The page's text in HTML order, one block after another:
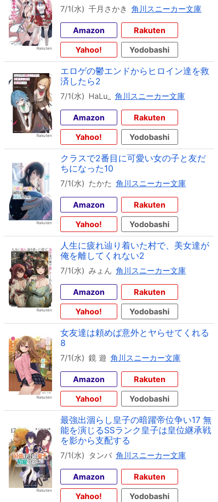
7/1(水) 千月さかき 角川スニーカー文庫
Amazon
Rakuten
Yahoo!
Yodobashi
エロゲの鬱エンドからヒロイン達を救
済したら2
7/1(水) HaLu_ 角川スニーカー文庫
Amazon
Rakuten
Yahoo!
Yodobashi
クラスで2番目に可愛い女の子と友だ
ちになった10
7/1(水) たかた 角川スニーカー文庫
Amazon
Rakuten
Yahoo!
Yodobashi
人生に疲れ辿り着いた村で、美女達が
俺を離してくれない2
7/1(水) みょん 角川スニーカー文庫
Amazon
Rakuten
Yahoo!
Yodobashi
女友達は頼めば意外とヤらせてくれる
8
7/1(水) 鏡 遊 角川スニーカー文庫
Amazon
Rakuten
Yahoo!
Yodobashi
最強出涸らし皇子の暗躍帝位争い17 無
能を演じるSSランク皇子は皇位継承戦
を影から支配する
7/1(水) タンバ 角川スニーカー文庫
Amazon
Rakuten
Yahoo!
Yodobashi